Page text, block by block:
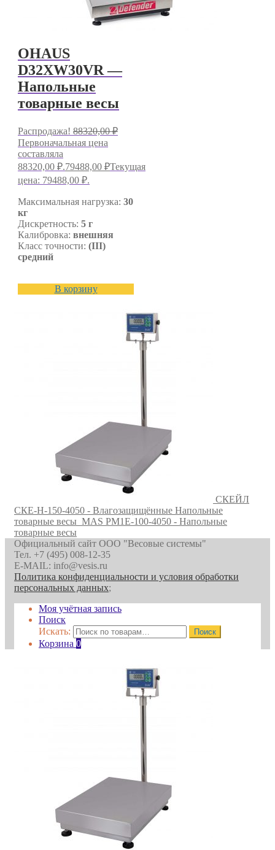
OHAUS
D32XW30VR —
Напольные
товарные весы
Распродажа! 88320,00₽
Первоначальная цена
составляла
88320,00 ₽.79488,00 ₽Текущая
цена: 79488,00 ₽.
Максимальная нагрузка: 30
кг
Дискретность: 5 г
Калибровка: внешняя
Класс точности: (III)
средний
В корзину
СКЕЙЛ
СКЕ-Н-150-4050 - Влагозащищённые Напольные
товарные весы MAS PM1E-100-4050 - Напольные
товарные весы
Официальный сайт ООО "Весовые системы"
Тел. +7 (495) 008-12-35
E-MAIL: info@vesis.ru
Политика конфиденциальности и условия обработки
персональных данных;
Моя учётная запись
Поиск
Искать:
Поиск
Корзина 0